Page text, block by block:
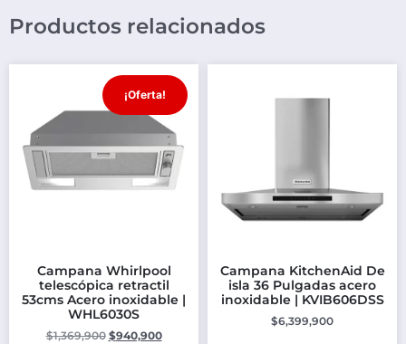
Productos relacionados
¡Oferta!
Campana Whirlpool
telescópica retractil
53cms Acero inoxidable |
WHL6030S
$1,369,900 $940,900
Campana KitchenAid De
isla 36 Pulgadas acero
inoxidable | KVIB606DSS
$6,399,900